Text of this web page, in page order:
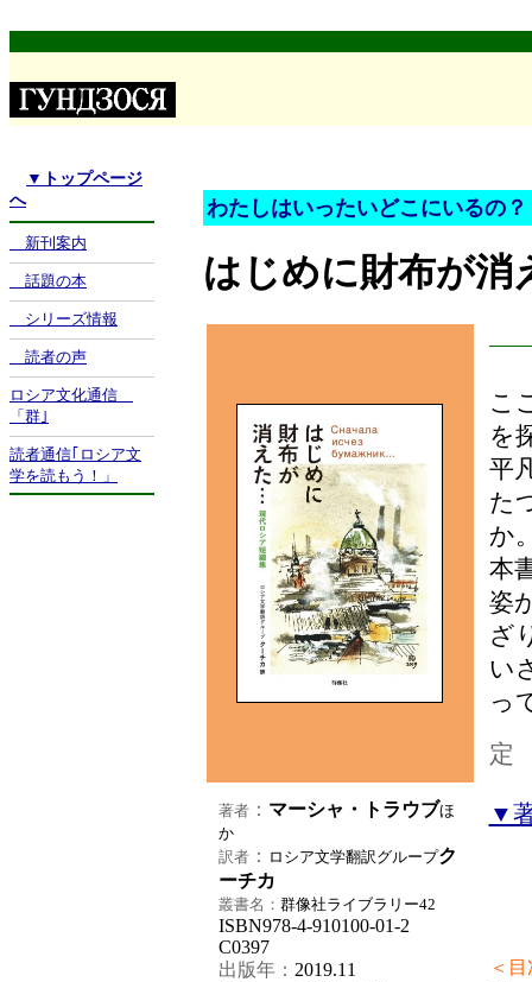
▼ トップページ
へ
新刊案内
話題の本
シリーズ情報
読者の声
ロシア文化通信
「群｣
読者通信｢ロシア文
学を読もう！」
わたしはいったいどこにいるの？
はじめに財布が
こ
を
平
た
か
本
姿
ざ
い
っ
定
著者： マーシャ・トラウブほ
か
訳者： ロシア文学翻訳グループク
ーチカ
叢書名： 群像社ライブラリー42
ISBN978-4-910100-01-2
C0397
出版年： 2019.11
▼
＜